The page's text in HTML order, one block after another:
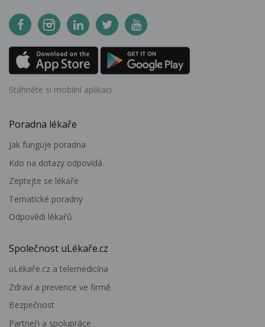
Stáhněte si mobilní aplikaci
Poradna lékaře
Jak funguje poradna
Kdo na dotazy odpovídá
Zeptejte se lékaře
Tematické poradny
Odpovědi lékařů
Společnost uLékaře.cz
uLékaře.cz a telemedicína
Zdraví a prevence ve firmě
Bezpečnost
Partneři a spolupráce